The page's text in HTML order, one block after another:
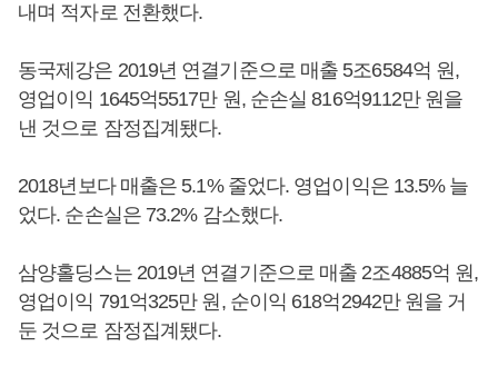
내며 적자로 전환했다.
동국제강은 2019년 연결기준으로 매출 5조6584억 원,
영업이익 1645억5517만 원, 순손실 816억9112만 원을
낸 것으로 잠정집계됐다.
2018년보다 매출은 5.1% 줄었다. 영업이익은 13.5% 늘
었다. 순손실은 73.2% 감소했다.
삼양홀딩스는 2019년 연결기준으로 매출 2조4885억 원,
영업이익 791억325만 원, 순이익 618억2942만 원을 거
둔 것으로 잠정집계됐다.